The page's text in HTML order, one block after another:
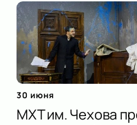
30 июня
МХТ им. Чехова